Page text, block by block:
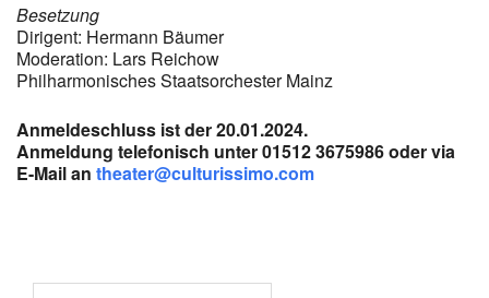
Besetzung
Dirigent: Hermann Bäumer
Moderation: Lars Reichow
Philharmonisches Staatsorchester Mainz
Anmeldeschluss ist der 20.01.2024.
Anmeldung telefonisch unter 01512 3675986 oder via
E-Mail an theater@culturissimo.com